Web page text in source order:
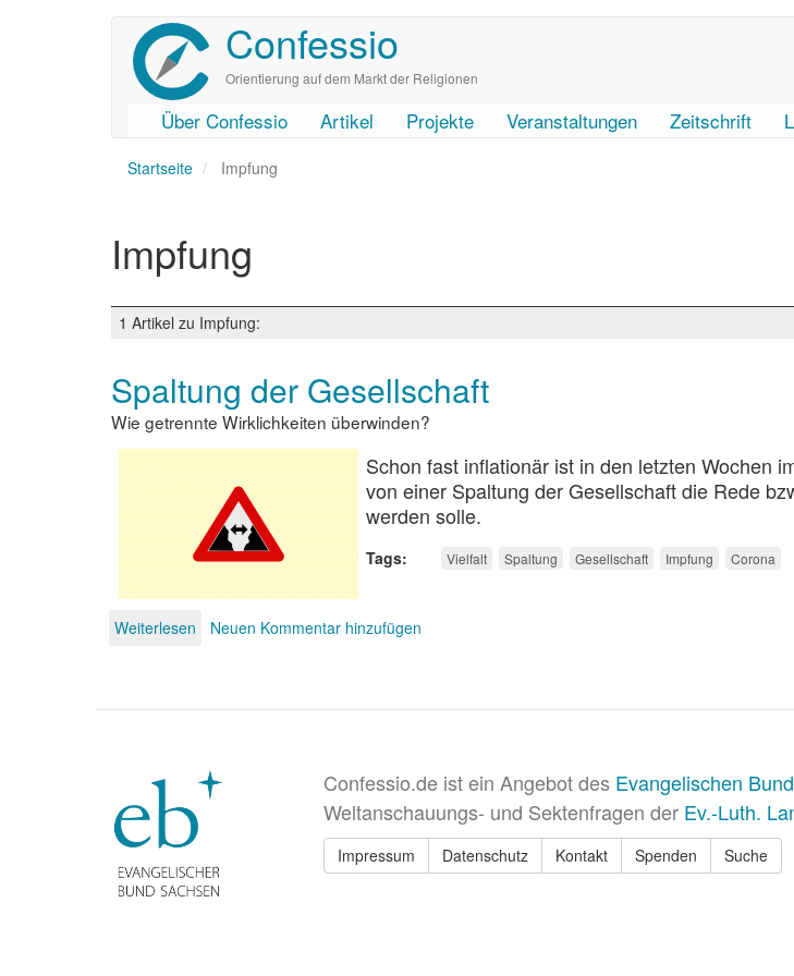
Confessio
Orientierung auf dem Markt der Religionen
User
account
Main
navigation
Über Confessio Artikel Projekte Veranstaltungen Zeitschrift
Startseite Impfung
Impfung
1 Artikel zu Impfung:
Spaltung der Gesellschaft
Wie getrennte Wirklichkeiten überwinden?
Schon fast inflationär ist in den letzten Wochen
von einer Spaltung der Gesellschaft die Rede
werden solle.
Tags Vielfalt Spaltung Gesellschaft Impfung Corona
Weiterlesen über
Neuen Kommentar hinzufügen
Confessio.de ist ein Angebot des Evangelischen
Weltanschauungs- und Sektenfragen der Ev.-Luth.
Impressum Datenschutz Kontakt Spenden Suche